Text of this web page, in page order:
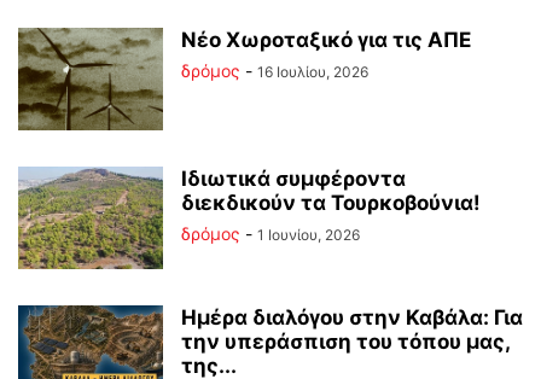
Νέο Χωροταξικό για τις ΑΠΕ
δρόμος - 16 Ιουλίου, 2026
Ιδιωτικά συμφέροντα
διεκδικούν τα Τουρκοβούνια!
δρόμος - 1 Ιουνίου, 2026
Ημέρα διαλόγου στην Καβάλα: Για
την υπεράσπιση του τόπου μας,
της...